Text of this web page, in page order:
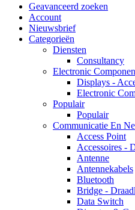
Geavanceerd zoeken
Account
Nieuwsbrief
Categorieën
Diensten
Consultancy
Electronic
Displays -
Electronic
Populair
Populair
Communicatie En
Access Point
Accessoires -
Antenne
Antennekabels
Bluetooth
Bridge -
Data Switch